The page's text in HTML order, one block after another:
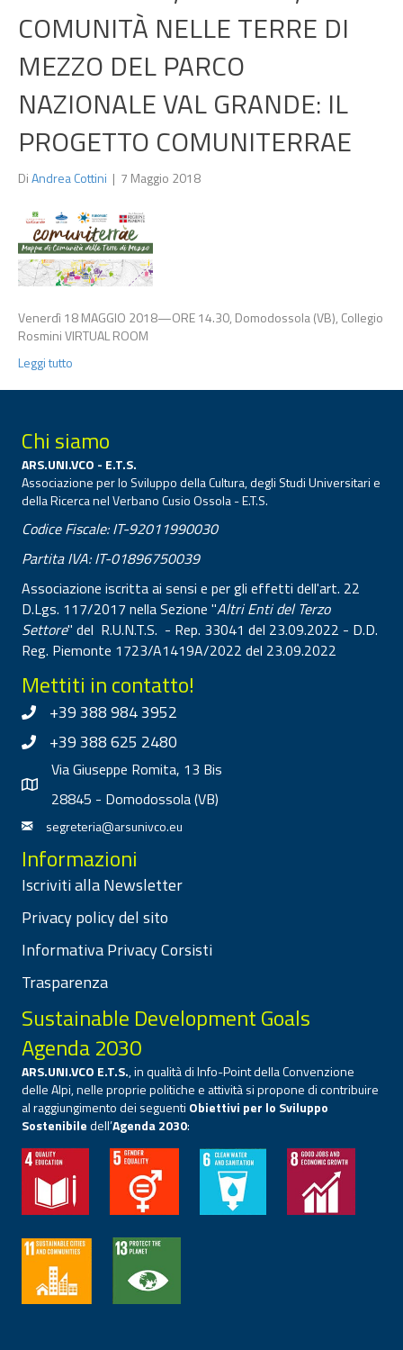
COMUNITÀ NELLE TERRE DI
MEZZO DEL PARCO
NAZIONALE VAL GRANDE: IL
PROGETTO COMUNITERRAE
DiAndrea Cottini | 7 Maggio 2018
Venerdì 18 MAGGIO 2018—ORE 14.30, Domodossola (VB), Collegio
Rosmini VIRTUAL ROOM
Leggi tutto
Chi siamo
ARS.UNI.VCO - E.T.S.
Associazione per lo Sviluppo della Cultura, degli Studi Universitari e
della Ricerca nel Verbano Cusio Ossola - E.T.S.
Codice Fiscale: IT-92011990030
Partita IVA: IT-01896750039
Associazione iscritta ai sensi e per gli effetti dell'art. 22
D.Lgs. 117/2017 nella Sezione "Altri Enti del Terzo
Settore" del R.U.N.T.S. - Rep. 33041 del 23.09.2022 - D.D.
Reg. Piemonte 1723/A1419A/2022 del 23.09.2022
Mettiti in contatto!
+39 388 984 3952
+39 388 625 2480
Via Giuseppe Romita, 13 Bis
28845 - Domodossola (VB)
segreteria@arsunivco.eu
Informazioni
Iscriviti alla Newsletter
Privacy policy del sito
Informativa Privacy Corsisti
Trasparenza
Sustainable Development Goals
Agenda 2030
ARS.UNI.VCO E.T.S., in qualità di Info-Point della Convenzione
delle Alpi, nelle proprie politiche e attività si propone di contribuire
al raggiungimento dei seguenti Obiettivi per lo Sviluppo
Sostenibiledell’Agenda 2030: